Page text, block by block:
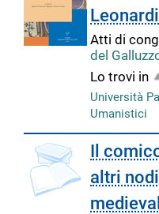
Leonardi
Atti di
del
Lo trovi in
Università
Umanistici
Il
altri